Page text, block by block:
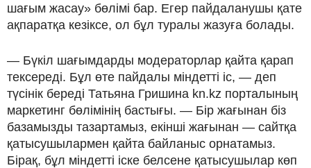
шағым жасау» бөлімі бар. Егер пайдаланушы қате
ақпаратқа кезіксе, ол бұл туралы жазуға болады.
— Бүкіл шағымдарды модераторлар қайта қарап
тексереді. Бұл өте пайдалы міндетті іс, — деп
түсінік береді Татьяна Гришина kn.kz порталының
маркетинг бөлімінің бастығы. — Бір жағынан біз
базамызды тазартамыз, екінші жағынан — сайтқа
қатысушылармен қайта байланыс орнатамыз.
Бірақ, бұл міндетті іске белсене қатысушылар көп